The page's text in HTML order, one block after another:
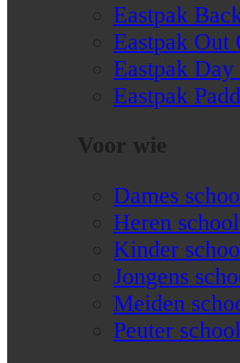
Eastpak
Eastpak
Eastpak Day
Eastpak
Voor wie
Dames
Heren
Kinder
Jongens
Meiden
Peuter